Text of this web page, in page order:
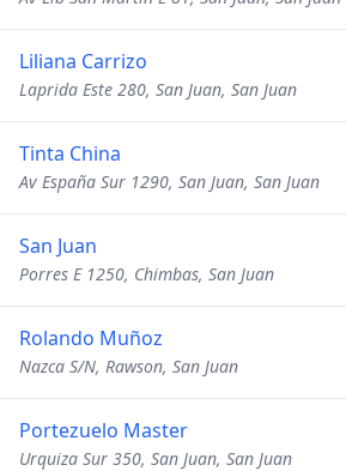
Liliana Carrizo
Laprida Este 280, San Juan, San Juan
Tinta China
Av España Sur 1290, San Juan, San Juan
San Juan
Porres E 1250, Chimbas, San Juan
Rolando Muñoz
Nazca S/N, Rawson, San Juan
Portezuelo Master
Urquiza Sur 350, San Juan, San Juan